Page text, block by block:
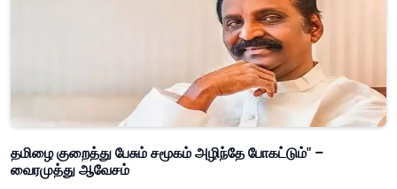
தமிழை குறைத்து பேசும் சமூகம் அழிந்தே போகட்டும்" –
வைரமுத்து ஆவேசம்